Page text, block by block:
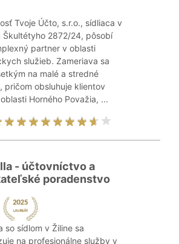
Tvoje Účto, s.r.o., sídliaca v
Škultétyho 2872/24, pôsobí
partner v oblasti
služieb. Zameriava sa
na malé a stredné
pričom obsluhuje klientov
Horného Považia, ...
- účtovníctvo a
poradenstvo
so sídlom v Žiline sa
na profesionálne služby v